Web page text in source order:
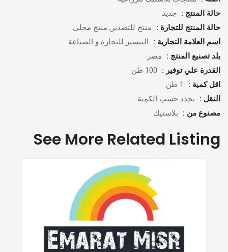
حالة المنتج :
جديد
حالة المنتج للتجارة :
منتج للتصدير, منتج محلى
اسم العلامة التجارية :
التيسير للتجارة و الصناعة
بلد تصنبع المنتج :
مصر
القدرة علي توفير :
100 طن
اقل كمية :
1 طن
النقل :
يحدد حسب الكمية
مصنوع من :
بلاستيك
See More Related Listing